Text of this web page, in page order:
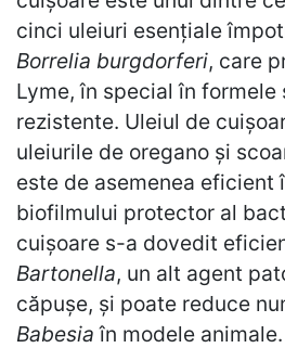
cinci uleiuri esențiale
Borrelia burgdorferi, care
Lyme, în special în formele
rezistente. Uleiul de
uleiurile de oregano și
este de asemenea eficient
biofilmului protector al
cuișoare s-a dovedit
Bartonella, un alt agent
căpușe, și poate reduce
Babesia în modele animale.